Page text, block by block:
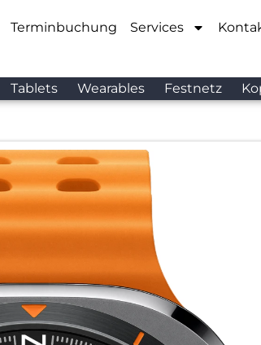
Terminbuchung Services
Tablets Wearables Festnetz